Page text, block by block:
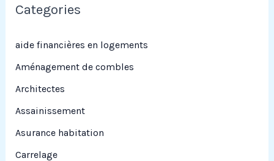
c
:
Categories
aide financières en logements
Aménagement de combles
Architectes
Assainissement
Asurance habitation
Carrelage